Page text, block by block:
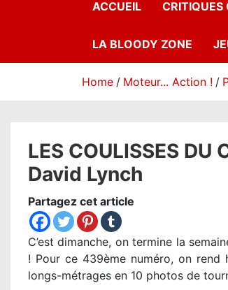
ACCUEIL CRITIQUES
LA BLOODY ZONE
Home Moteur... Action !
LES COULISSES
David Lynch
Partagez cet article
C’est dimanche, on termine la
! Pour ce 439ème numéro, on rend
longs-métrages en 10 photos de